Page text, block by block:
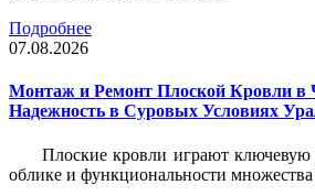
Подробнее
07.08.2026
Монтаж и Ремонт Плоской Кровли в
Надежность в Суровых Условиях
Плоские кровли играют ключевую
облике и функциональности